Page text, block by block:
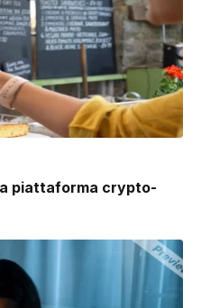
piattaforma crypto-